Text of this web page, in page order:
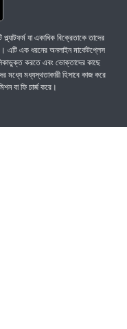
যা একাধিক বিক্রেতাকে তাদের
এটি এক ধরনের অনলাইন মার্কেটপ্লেস
করতে এবং ভোক্তাদের কাছে
মধ্যস্থতাকারী হিসাবে কাজ করে
বা ফি চার্জ করে।